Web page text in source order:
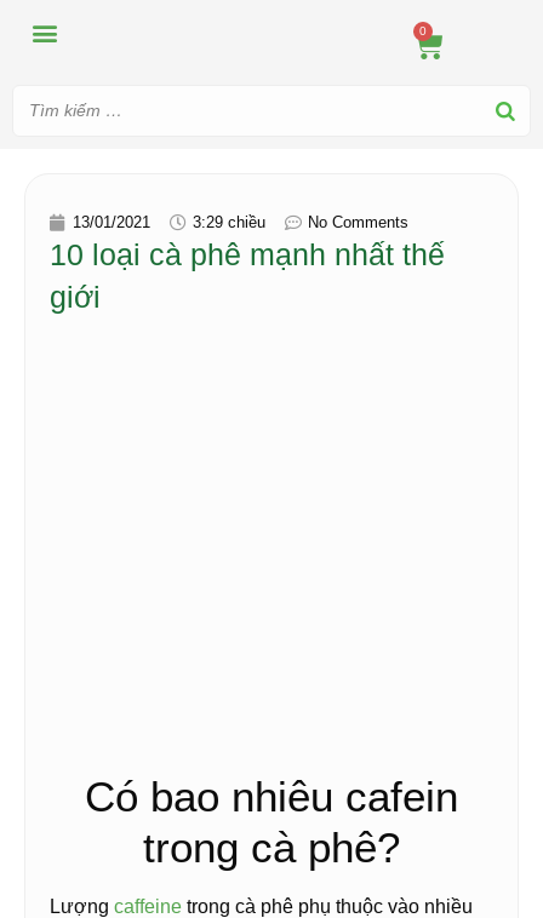
0
13/01/2021 3:29 chiều No Comments
10 loại cà phê mạnh nhất thế
giới
Có bao nhiêu cafein
trong cà phê?
Lượng caffeine trong cà phê phụ thuộc vào nhiều